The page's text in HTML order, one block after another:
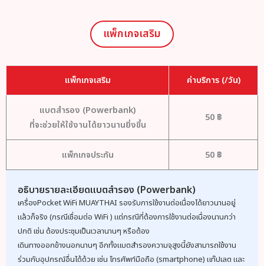
แพ็กเกจเสริม
แพ็กเกจเสริม ค่าบริการ (/วัน)
แบตสำรอง (Powerbank)
ที่จะช่วยให้ใช้งานได้ยาวนานยิ่งขึ้น
50 ฿
แพ็กเกจประกัน 50 ฿
อธิบายรายละเอียดแบตสำรอง (Powerbank)
เครื่องPocket WiFi MUAYTHAI รองรับการใช้งานต่อเนื่องได้ยาวนานอยู่
แล้วก็จริง (กรณีเชื่อมต่อ WiFi ) แต่กรณีที่ต้องการใช้งานต่อเนื่องนานกว่า
ปกติ เช่น ต้องประชุมเป็นเวลานานๆ หรือต้อง
เดินทางออกข้างนอกนานๆ อีกทั้งแบตสำรองความจุสูงนี้ยังสามารถใช้งาน
ร่วมกับอุปกรณ์อื่นได้ด้วย เช่น โทรศัพท์มือถือ (smartphone) แท๊ปเลต และ